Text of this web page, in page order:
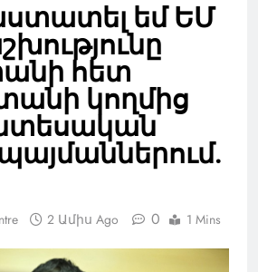
եմ ԵՄ
հետ
կողմից
2 Ամիս Ago 0 1 Mins